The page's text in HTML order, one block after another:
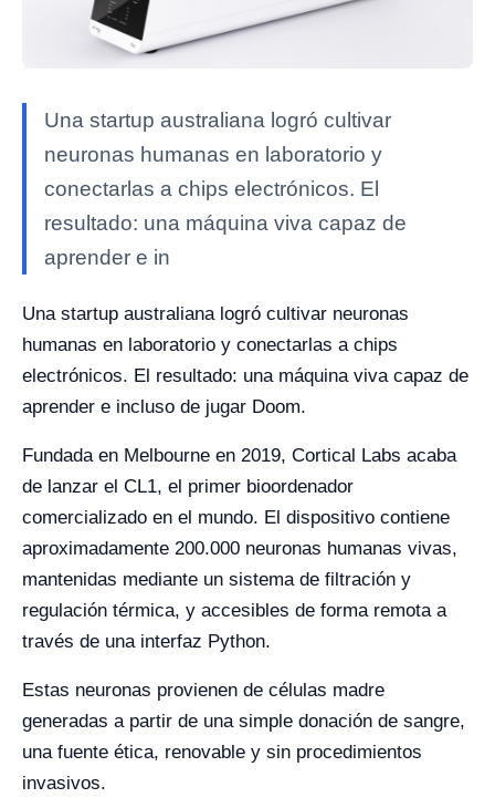
Una startup australiana logró cultivar
neuronas humanas en laboratorio y
conectarlas a chips electrónicos. El
resultado: una máquina viva capaz de
aprender e in
Una startup australiana logró cultivar neuronas
humanas en laboratorio y conectarlas a chips
electrónicos. El resultado: una máquina viva capaz de
aprender e incluso de jugar Doom.
Fundada en Melbourne en 2019, Cortical Labs acaba
de lanzar el CL1, el primer bioordenador
comercializado en el mundo. El dispositivo contiene
aproximadamente 200.000 neuronas humanas vivas,
mantenidas mediante un sistema de filtración y
regulación térmica, y accesibles de forma remota a
través de una interfaz Python.
Estas neuronas provienen de células madre
generadas a partir de una simple donación de sangre,
una fuente ética, renovable y sin procedimientos
invasivos.